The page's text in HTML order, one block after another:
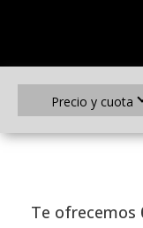
Precio y cuota
Te ofrecemos